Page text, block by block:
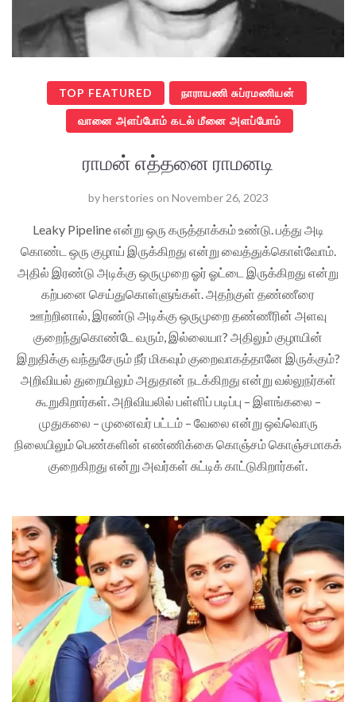
TOP FEATURED நாராயணி சுப்ரமணியன்
வானை அளப்போம் கடல் மீனை அளப்போம்
ராமன் எத்தனை ராமனடி
byherstories on November 26, 2023
Leaky Pipeline என்று ஒரு கருத்தாக்கம் உண்டு. பத்து அடி
கொண்ட ஒரு குழாய் இருக்கிறது என்று வைத்துக்கொள்வோம்.
அதில் இரண்டு அடிக்கு ஒருமுறை ஓர் ஓட்டை இருக்கிறது என்று
கற்பனை செய்துகொள்ளுங்கள். அதற்குள் தண்ணீரை
ஊற்றினால், இரண்டு அடிக்கு ஒருமுறை தண்ணீரின் அளவு
குறைந்துகொண்டே வரும், இல்லையா? அதிலும் குழாயின்
இறுதிக்கு வந்துசேரும் நீர் மிகவும் குறைவாகத்தானே இருக்கும்?
அறிவியல் துறையிலும் அதுதான் நடக்கிறது என்று வல்லுநர்கள்
கூறுகிறார்கள். அறிவியலில் பள்ளிப் படிப்பு – இளங்கலை –
முதுகலை – முனைவர் பட்டம் – வேலை என்று ஒவ்வொரு
நிலையிலும் பெண்களின் எண்ணிக்கை கொஞ்சம் கொஞ்சமாகக்
குறைகிறது என்று அவர்கள் சுட்டிக் காட்டுகிறார்கள்.